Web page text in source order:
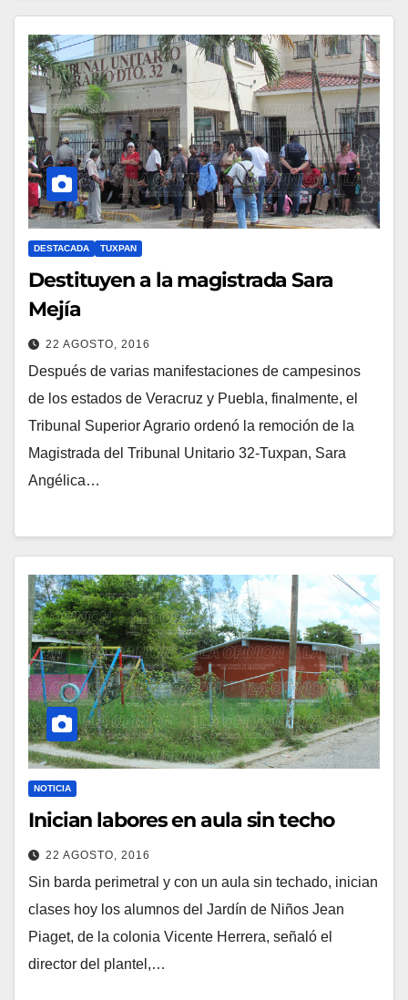
DESTACADA TUXPAN
Destituyen a la magistrada Sara
Mejía
22 AGOSTO, 2016
Después de varias manifestaciones de campesinos
de los estados de Veracruz y Puebla, finalmente, el
Tribunal Superior Agrario ordenó la remoción de la
Magistrada del Tribunal Unitario 32-Tuxpan, Sara
Angélica…
NOTICIA
Inician labores en aula sin techo
22 AGOSTO, 2016
Sin barda perimetral y con un aula sin techado, inician
clases hoy los alumnos del Jardín de Niños Jean
Piaget, de la colonia Vicente Herrera, señaló el
director del plantel,…